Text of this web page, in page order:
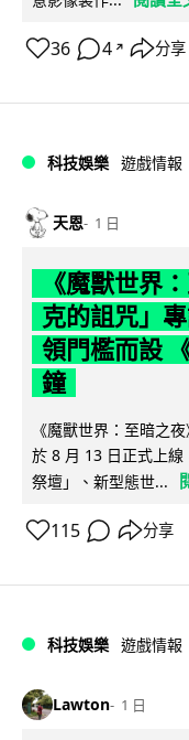
36 4 ↗ 分享
科技娛樂 遊戲情報
天恩 1 日
《魔獸世界
克的詛咒」
領門檻而設
鐘
《魔獸世界：至暗之
於 8 月 13 日正式上
祭壇」、新型態世...
115 分享
科技娛樂 遊戲情報
Lawton 1 日